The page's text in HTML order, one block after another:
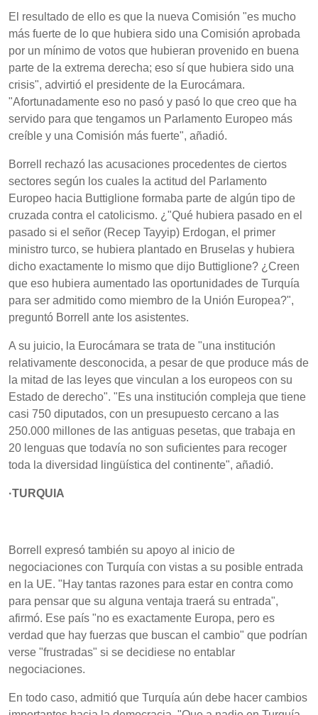
El resultado de ello es que la nueva Comisión "es mucho
más fuerte de lo que hubiera sido una Comisión aprobada
por un mínimo de votos que hubieran provenido en buena
parte de la extrema derecha; eso sí que hubiera sido una
crisis", advirtió el presidente de la Eurocámara.
"Afortunadamente eso no pasó y pasó lo que creo que ha
servido para que tengamos un Parlamento Europeo más
creíble y una Comisión más fuerte", añadió.
Borrell rechazó las acusaciones procedentes de ciertos
sectores según los cuales la actitud del Parlamento
Europeo hacia Buttiglione formaba parte de algún tipo de
cruzada contra el catolicismo. ¿"Qué hubiera pasado en el
pasado si el señor (Recep Tayyip) Erdogan, el primer
ministro turco, se hubiera plantado en Bruselas y hubiera
dicho exactamente lo mismo que dijo Buttiglione? ¿Creen
que eso hubiera aumentado las oportunidades de Turquía
para ser admitido como miembro de la Unión Europea?",
preguntó Borrell ante los asistentes.
A su juicio, la Eurocámara se trata de "una institución
relativamente desconocida, a pesar de que produce más de
la mitad de las leyes que vinculan a los europeos con su
Estado de derecho". "Es una institución compleja que tiene
casi 750 diputados, con un presupuesto cercano a las
250.000 millones de las antiguas pesetas, que trabaja en
20 lenguas que todavía no son suficientes para recoger
toda la diversidad lingüística del continente", añadió.
·TURQUIA
Borrell expresó también su apoyo al inicio de
negociaciones con Turquía con vistas a su posible entrada
en la UE. "Hay tantas razones para estar en contra como
para pensar que su alguna ventaja traerá su entrada",
afirmó. Ese país "no es exactamente Europa, pero es
verdad que hay fuerzas que buscan el cambio" que podrían
verse "frustradas" si se decidiese no entablar
negociaciones.
En todo caso, admitió que Turquía aún debe hacer cambios